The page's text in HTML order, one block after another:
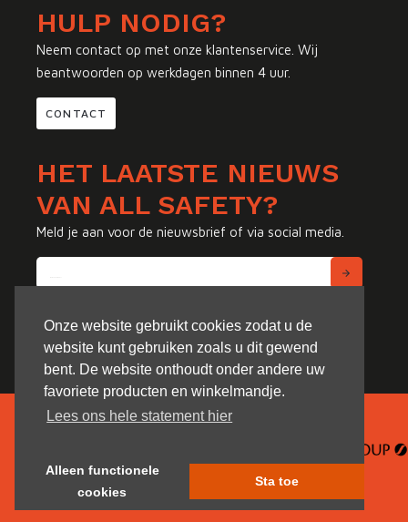
Onze website gebruikt cookies zodat u de
website kunt gebruiken zoals u dit gewend
bent. De website onthoudt onder andere uw
favoriete producten en winkelmandje.
Lees ons hele statement hier
Alleen functionele
cookies
Sta toe
HULP NODIG?
Neem contact op met onze klantenservice. Wij
beantwoorden op werkdagen binnen 4 uur.
CONTACT
HET LAATSTE NIEUWS
VAN ALL SAFETY?
Meld je aan voor de nieuwsbrief of via social media.